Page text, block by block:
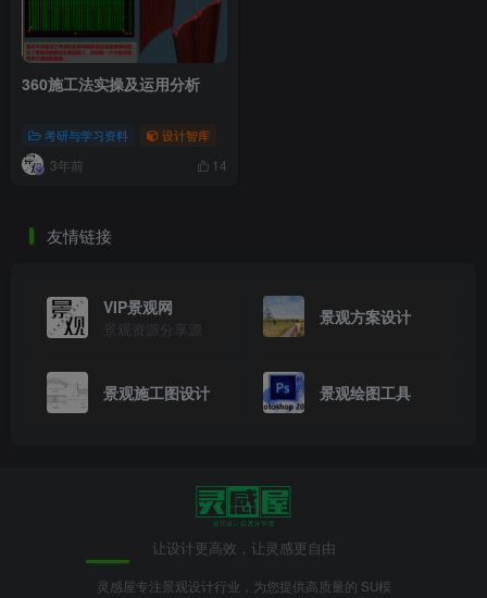
360施工法实操及运用分析
考研与学习资料 设计智库
3年前 14
友情链接
VIP景观网
景观资源分享源
景观方案设计
景观施工图设计 景观绘图工具
让设计更高效，让灵感更自由
灵感屋专注景观设计行业，为您提供高质量的 SU模